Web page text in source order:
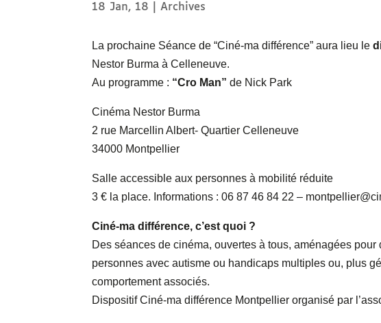
18 Jan, 18 |Archives
La prochaine Séance de “Ciné-ma différence” aura lieu le
Nestor Burma à Celleneuve.
Au programme : “Cro Man” de Nick Park
Cinéma Nestor Burma
2 rue Marcellin Albert- Quartier Celleneuve
34000 Montpellier
Salle accessible aux personnes à mobilité réduite
3 € la place. Informations : 06 87 46 84 22 –
Ciné-ma différence, c’est quoi ?
Des séances de cinéma, ouvertes à tous, aménagées
personnes avec autisme ou handicaps multiples ou, plus
comportement associés.
Dispositif Ciné-ma différence Montpellier organisé par